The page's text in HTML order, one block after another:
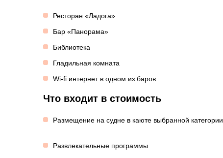
Ресторан «Ладога»
Бар «Панорама»
Библиотека
Гладильная комната
Wi-fi интернет в одном из баров
Что входит в стоимость
Размещение на судне в каюте выбранной категории
Развлекательные программы